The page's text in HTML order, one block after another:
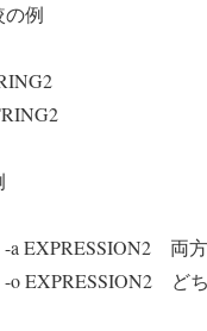
例
-a EXPRESSION2 両
-o EXPRESSION2 ど